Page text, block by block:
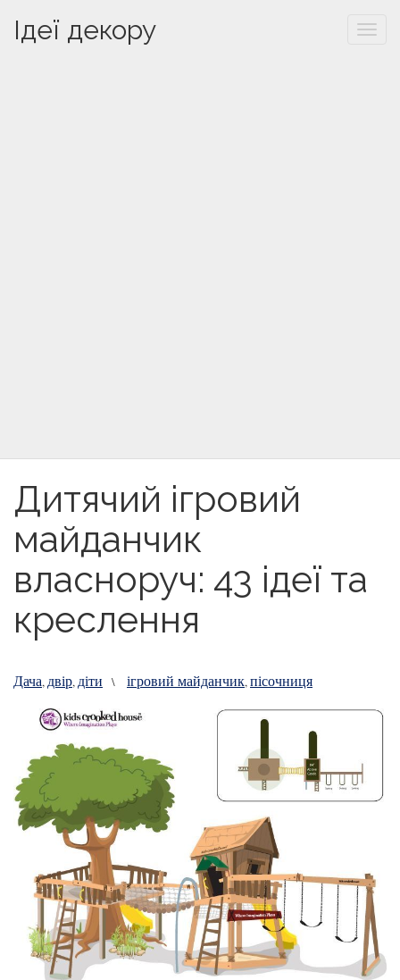
Ідеї декору
Дитячий ігровий
майданчик
власноруч: 43 ідеї та
креслення
Дача, двір, діти \ ігровий майданчик,пісочниця